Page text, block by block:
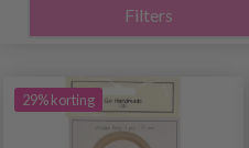
Filters
29% korting